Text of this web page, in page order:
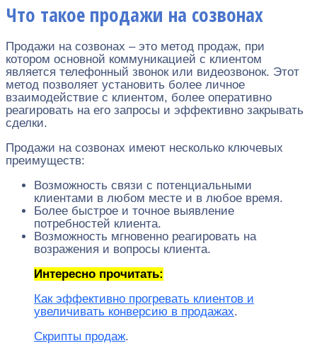
Что такое продажи на созвонах
Продажи на созвонах – это метод продаж, при
котором основной коммуникацией с клиентом
является телефонный звонок или видеозвонок. Этот
метод позволяет установить более личное
взаимодействие с клиентом, более оперативно
реагировать на его запросы и эффективно закрывать
сделки.
Продажи на созвонах имеют несколько ключевых
преимуществ:
Возможность связи с потенциальными
клиентами в любом месте и в любое время.
Более быстрое и точное выявление
потребностей клиента.
Возможность мгновенно реагировать на
возражения и вопросы клиента.
Интересно прочитать:
Как эффективно прогревать клиентов и
увеличивать конверсию в продажах.
Скрипты продаж.